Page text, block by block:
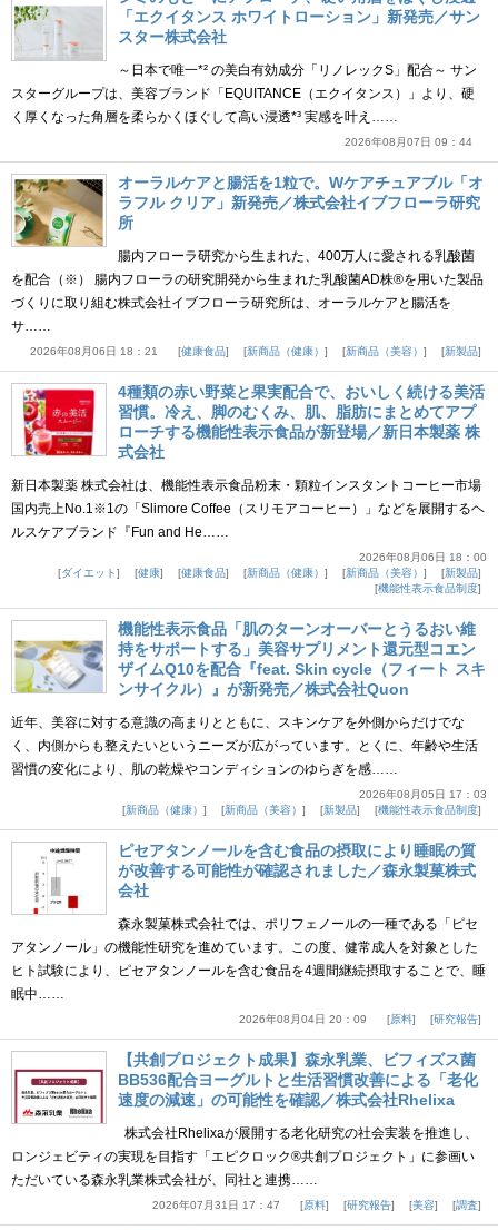
「エクイタンス ホワイトローション」新発売／サン
スター株式会社
～日本で唯一*² の美白有効成分「リノレックS」配合～ サン
スターグループは、美容ブランド「EQUITANCE（エクイタンス）」より、硬
く厚くなった角層を柔らかくほぐして高い浸透*³ 実感を叶え……
2026年08月07日 09：44
オーラルケアと腸活を1粒で。Wケアチュアブル「オ
ラフル クリア」新発売／株式会社イブフローラ研究
所
腸内フローラ研究から生まれた、400万人に愛される乳酸菌
を配合（※） 腸内フローラの研究開発から生まれた乳酸菌AD株®を用いた製品
づくりに取り組む株式会社イブフローラ研究所は、オーラルケアと腸活を
サ……
2026年08月06日 18：21 健康食品 新商品（健康） 新商品（美容） 新製品
4種類の赤い野菜と果実配合で、おいしく続ける美活
習慣。冷え、脚のむくみ、肌、脂肪にまとめてアプ
ローチする機能性表示食品が新登場／新日本製薬 株
式会社
新日本製薬 株式会社は、機能性表示食品粉末・顆粒インスタントコーヒー市場
国内売上No.1※1の「Slimore Coffee（スリモアコーヒー）」などを展開するヘ
ルスケアブランド『Fun and He……
2026年08月06日 18：00
ダイエット
健康 健康食品 新商品（健康） 新商品（美容）
新製品
機能性表示食品制度
機能性表示食品「肌のターンオーバーとうるおい維
持をサポートする」美容サプリメント還元型コエン
ザイムQ10を配合『feat. Skin cycle（フィート スキ
ンサイクル）』が新発売／株式会社Quon
近年、美容に対する意識の高まりとともに、スキンケアを外側からだけでな
く、内側からも整えたいというニーズが広がっています。とくに、年齢や生活
習慣の変化により、肌の乾燥やコンディションのゆらぎを感……
2026年08月05日 17：03
新商品（健康）
新商品（美容） 新製品 機能性表示食品制度
ピセアタンノールを含む食品の摂取により睡眠の質
が改善する可能性が確認されました／森永製菓株式
会社
森永製菓株式会社では、ポリフェノールの一種である「ピセ
アタンノール」の機能性研究を進めています。この度、健常成人を対象とした
ヒト試験により、ピセアタンノールを含む食品を4週間継続摂取することで、睡
眠中……
2026年08月04日 20：09 原料 研究報告
【共創プロジェクト成果】森永乳業、ビフィズス菌
BB536配合ヨーグルトと生活習慣改善による「老化
速度の減速」の可能性を確認／株式会社Rhelixa
株式会社Rhelixaが展開する老化研究の社会実装を推進し、
ロンジェビティの実現を目指す「エピクロック®共創プロジェクト」に参画い
ただいている森永乳業株式会社が、同社と連携……
2026年07月31日 17：47 原料 研究報告 美容 調査